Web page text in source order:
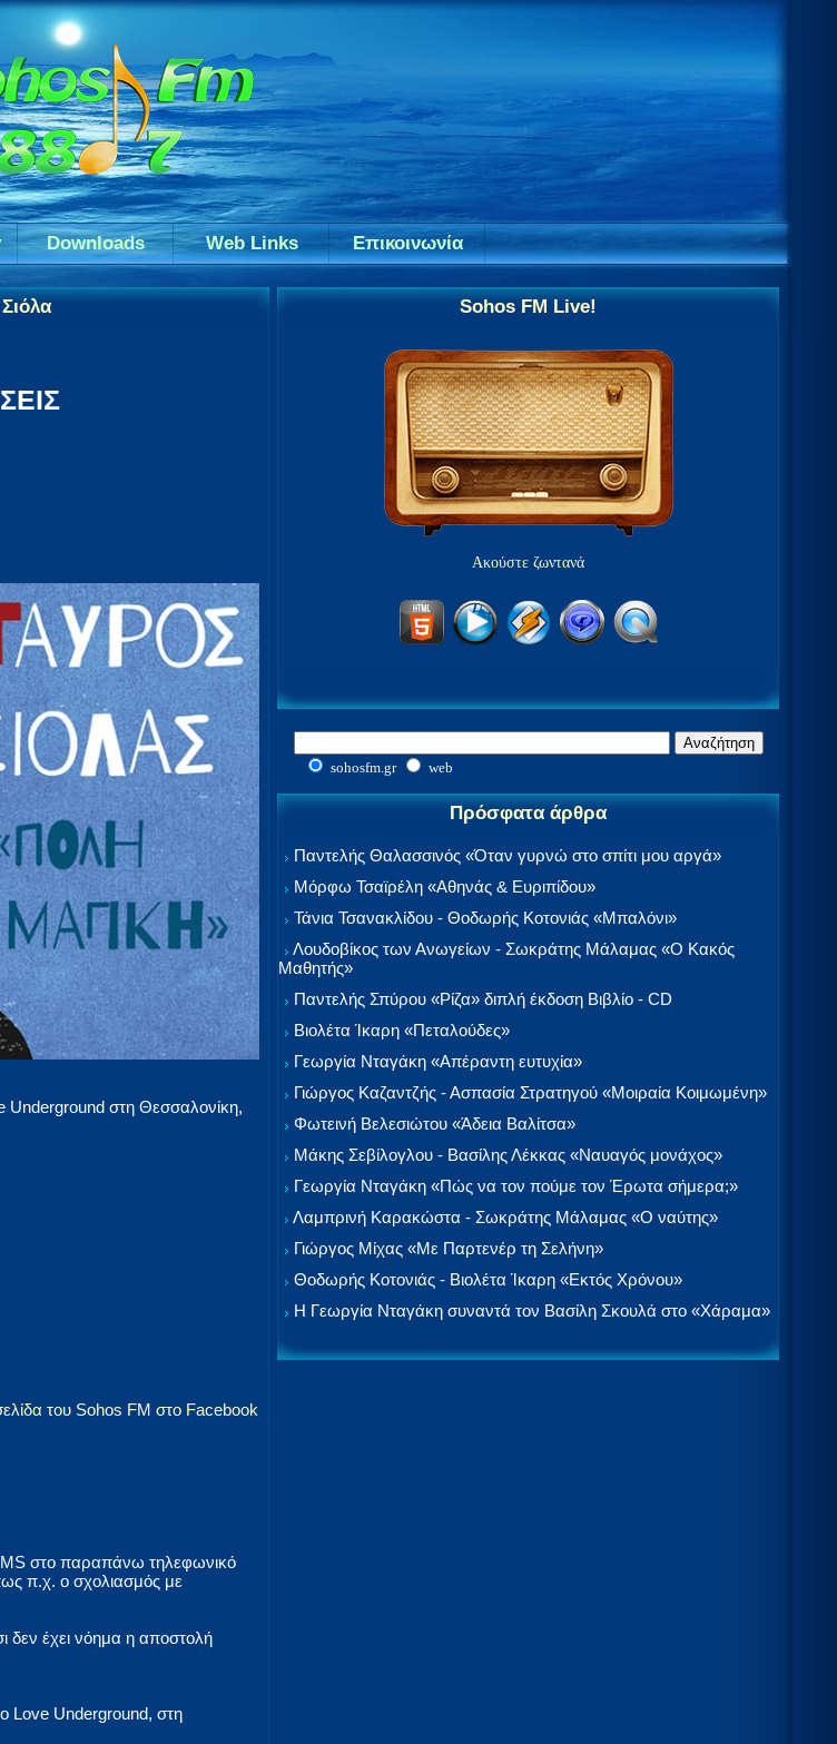
Downloads Web Links Επικοινωνία
Underground στη Θεσσαλονίκη,
του Sohos FM στο Facebook
στο παραπάνω τηλεφωνικό
π.χ. ο σχολιασμός με
δεν έχει νόημα η αποστολή
Love Underground, στη
Sohos FM Live!
Ακούστε ζωντανά
sohosfm.gr web
Πρόσφατα άρθρα
Παντελής Θαλασσινός «Όταν γυρνώ στο σπίτι μου αργά»
Μόρφω Τσαϊρέλη «Αθηνάς & Ευριπίδου»
Τάνια Τσανακλίδου - Θοδωρής Κοτονιάς «Μπαλόνι»
Λουδοβίκος των Ανωγείων - Σωκράτης Μάλαμας «Ο Κακός
Μαθητής»
Παντελής Σπύρου «Ρίζα» διπλή έκδοση Βιβλίο - CD
Βιολέτα Ίκαρη «Πεταλούδες»
Γεωργία Νταγάκη «Aπέραντη ευτυχία»
Γιώργος Καζαντζής - Ασπασία Στρατηγού «Μοιραία Κοιμωμένη»
Φωτεινή Βελεσιώτου «Άδεια Βαλίτσα»
Μάκης Σεβίλογλου - Βασίλης Λέκκας «Ναυαγός μονάχος»
Γεωργία Νταγάκη «Πώς να τον πούμε τον Έρωτα σήμερα;»
Λαμπρινή Καρακώστα - Σωκράτης Μάλαμας «Ο ναύτης»
Γιώργος Μίχας «Με Παρτενέρ τη Σελήνη»
Θοδωρής Κοτονιάς - Βιολέτα Ίκαρη «Εκτός Χρόνου»
Η Γεωργία Νταγάκη συναντά τον Βασίλη Σκουλά στο «Χάραμα»